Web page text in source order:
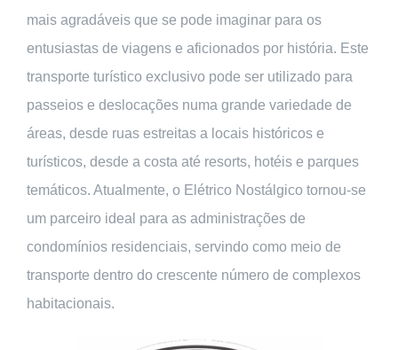
mais agradáveis ​​que se pode imaginar para os
entusiastas de viagens e aficionados por história. Este
transporte turístico exclusivo pode ser utilizado para
passeios e deslocações numa grande variedade de
áreas, desde ruas estreitas a locais históricos e
turísticos, desde a costa até resorts, hotéis e parques
temáticos. Atualmente, o Elétrico Nostálgico tornou-se
um parceiro ideal para as administrações de
condomínios residenciais, servindo como meio de
transporte dentro do crescente número de complexos
habitacionais.